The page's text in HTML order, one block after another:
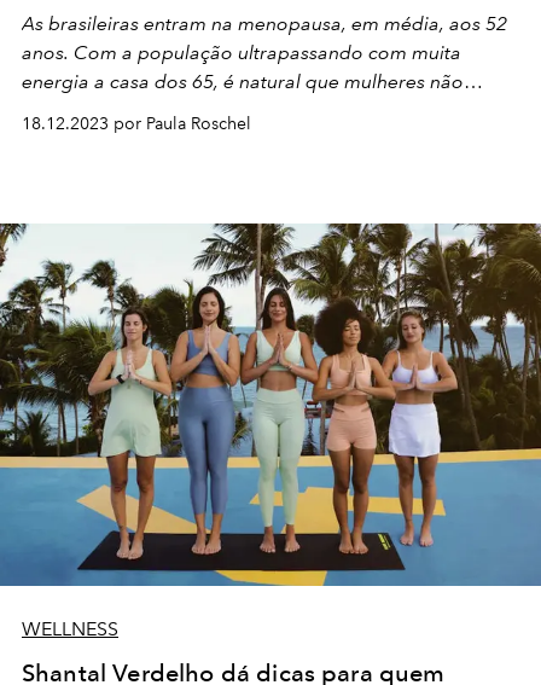
As brasileiras entram na menopausa, em média, aos 52
anos. Com a população ultrapassando com muita
energia a casa dos 65, é natural que mulheres não
queiram mais encarar esse período maduro da vida
como algum tipo de fim da linha, mas como o início de
nessa busca.
18.12.2023 por Paula Roschel
WELLNESS
Shantal Verdelho dá dicas para quem